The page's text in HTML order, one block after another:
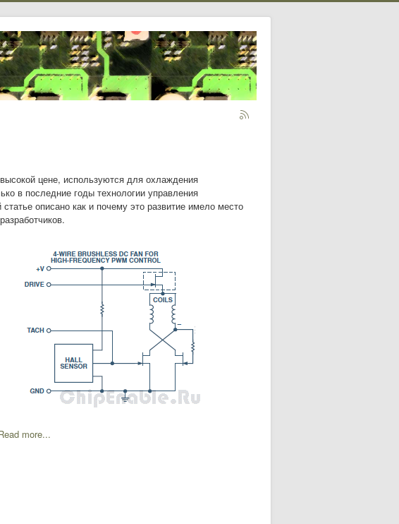
цене, используются для охлаждения
в последние годы технологии управления
описано как и почему это развитие имело место
more...